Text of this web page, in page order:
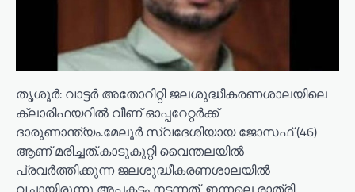
തൃശൂർ: വാട്ടർ അതോറിറ്റി ജലശുദ്ധീകരണശാലയിലെ
ക്ലാരിഫയറിൽ വീണ് ഓപ്പറേറ്റർക്ക്
ദാരുണാന്ത്യം.മേലൂർ സ്വദേശിയായ ജോസഫ് (46)
ആണ് മരിച്ചത്.കാടുകുറ്റി വൈന്തലയിൽ
പ്രവർത്തിക്കുന്ന ജലശുദ്ധീകരണശാലയിൽ